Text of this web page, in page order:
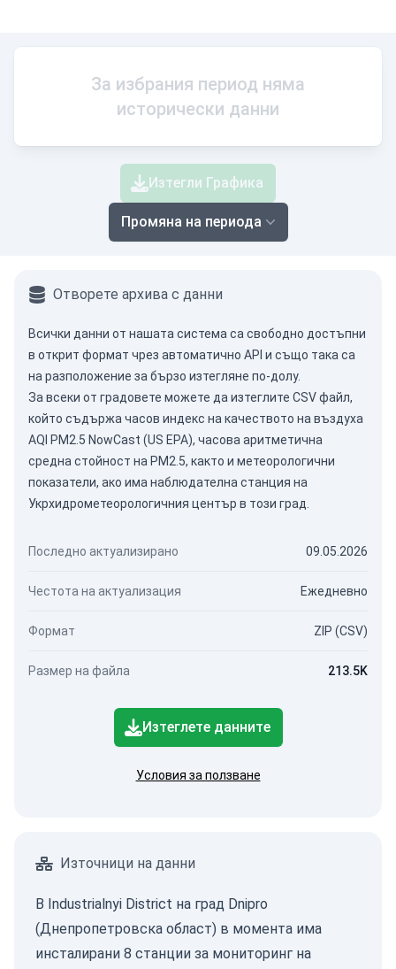
За избрания период няма
исторически данни
Изтегли Графика
Промяна на периода
Отворете архива с данни
Всички данни от нашата система са свободно достъпни
в открит формат чрез автоматично API и също така са
на разположение за бързо изтегляне по-долу.
За всеки от градовете можете да изтеглите CSV файл,
който съдържа часов индекс на качеството на въздуха
AQI PM2.5 NowCast (US EPA), часова аритметична
средна стойност на PM2.5, както и метеорологични
показатели, ако има наблюдателна станция на
Укрхидрометеорологичния център в този град.
Последно актуализирано 09.05.2026
Честота на актуализация Ежедневно
Формат ZIP (CSV)
Размер на файла 213.5K
Изтеглете данните
Условия за ползване
Източници на данни
В Industrialnyi District на град Dnipro
(Днепропетровска област) в момента има
инсталирани 8 станции за мониторинг на